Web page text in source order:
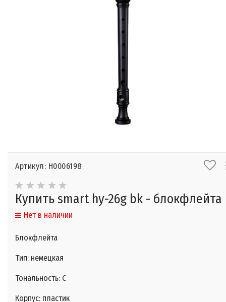
Артикул: Н0006198
Купить smart hy-26g bk - блокфлейта
Нет в наличии
Блокфлейта
Тип: немецкая
Тональность: С
Корпус: пластик